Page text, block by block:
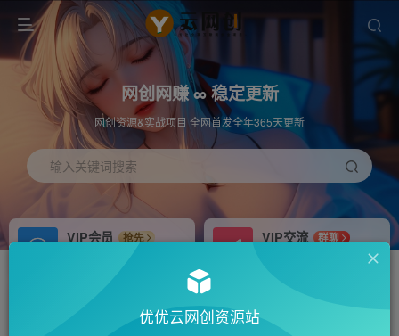
网创网赚 ∞ 稳定更新
网创资源&实战项目 全网首发全年365天更新
输入关键词搜索
VIP会员
抢先
免费下载全站资源
VIP交流
群聊
研究探讨更多创业项目路子。
站长V：hu91275
推荐
优优云网创资源站